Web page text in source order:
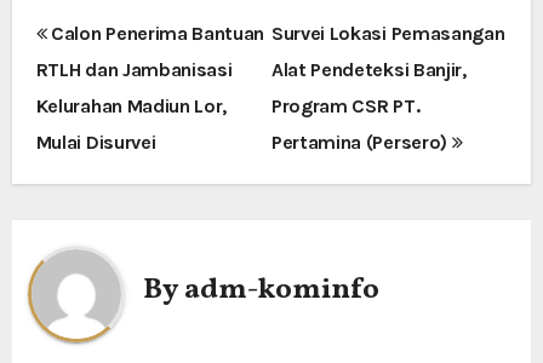
N
a
v
i
g
a
s
Calon Penerima Bantuan
RTLH dan Jambanisasi
Kelurahan Madiun Lor,
Mulai Disurvei
Survei Lokasi Pemasangan
Alat Pendeteksi Banjir,
Program CSR PT.
Pertamina (Persero)
Byadm-kominfo